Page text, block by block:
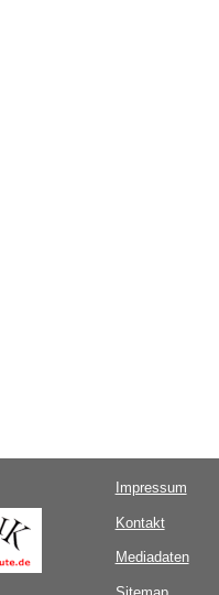
Impressum
Kontakt
Mediadaten